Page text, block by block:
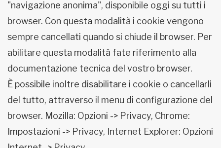
"navigazione anonima", disponibile oggi su tutti i
browser. Con questa modalità i cookie vengono
sempre cancellati quando si chiude il browser. Per
abilitare questa modalità fate riferimento alla
documentazione tecnica del vostro browser.
È possibile inoltre disabilitare i cookie o cancellarli
del tutto, attraverso il menu di configurazione del
browser. Mozilla: Opzioni -> Privacy, Chrome:
Impostazioni -> Privacy, Internet Explorer: Opzioni